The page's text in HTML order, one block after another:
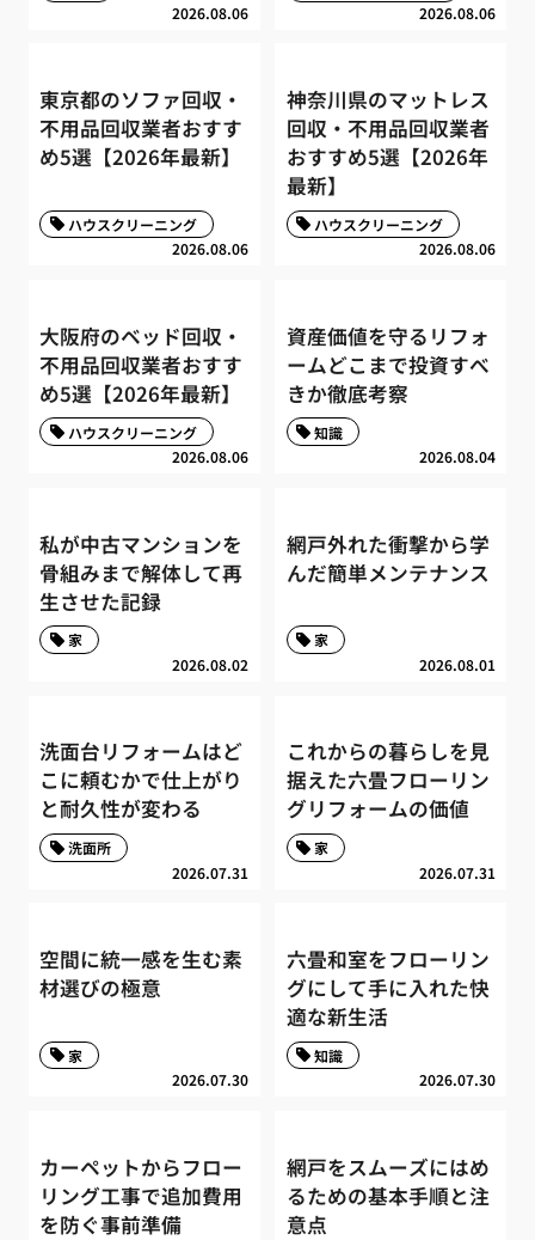
2026.08.06 2026.08.06
東京都のソファ回収・
不用品回収業者おすす
め5選【2026年最新】
2026.08.06
ハウスクリーニング
神奈川県のマットレス
回収・不用品回収業者
おすすめ5選【2026年
最新】
2026.08.06
ハウスクリーニング
大阪府のベッド回収・
不用品回収業者おすす
め5選【2026年最新】
2026.08.06
ハウスクリーニング
資産価値を守るリフォ
ームどこまで投資すべ
きか徹底考察
2026.08.04
知識
私が中古マンションを
骨組みまで解体して再
生させた記録
2026.08.02
家
網戸外れた衝撃から学
んだ簡単メンテナンス
2026.08.01
家
洗面台リフォームはど
こに頼むかで仕上がり
と耐久性が変わる
2026.07.31
洗面所
これからの暮らしを見
据えた六畳フローリン
グリフォームの価値
2026.07.31
家
空間に統一感を生む素
材選びの極意
2026.07.30
家
六畳和室をフローリン
グにして手に入れた快
適な新生活
2026.07.30
知識
カーペットからフロー
リング工事で追加費用
を防ぐ事前準備
網戸をスムーズにはめ
るための基本手順と注
意点